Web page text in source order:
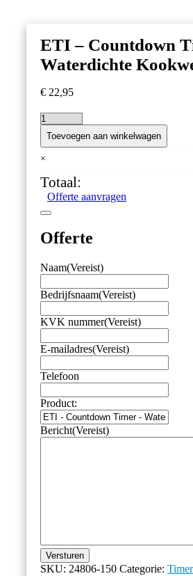
ETI – Countdown
Waterdichte
€ 22,95
ETI
Countdown
Timer
Waterdichte
Kookwekker
aantal
Toevoegen aan winkelwagen
×
Totaal:
Offerte aanvragen
Offerte
Naam(Vereist)
Bedrijfsnaam(Vereist)
KVK nummer(Vereist)
E-mailadres(Vereist)
Telefoon
Product:
Bericht(Vereist)
Versturen
SKU: 24806-150 Categorie: Timer